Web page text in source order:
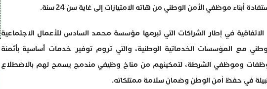
أبناء موظفي الأمن الوطني من هاته الامتيازات إلى غاية سن 24 سنة.
في إطار الشراكات التي تبرمها مؤسسة محمد السادس للأعمال الاجتماعية
مع المؤسسات الخدماتية الوطنية، والتي تروم توفير خدمات أساسية بأثمنة
وموظفي الشرطة، لتمكينهم من مناخ وظيفي مندمج يسمح لهم بالاضطلاع
في حفظ أمن الوطن وضمان سلامة ممتلكاته.